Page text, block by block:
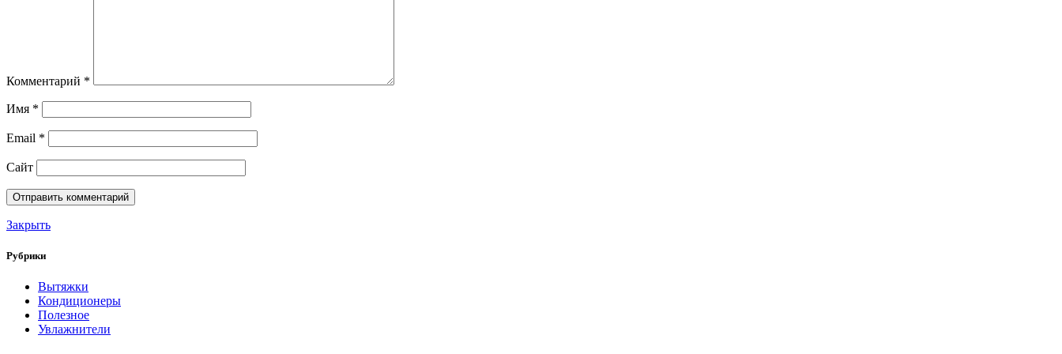
Комментарий *
Имя *
Email *
Сайт
Закрыть
Рубрики
Вытяжки
Кондиционеры
Полезное
Увлажнители